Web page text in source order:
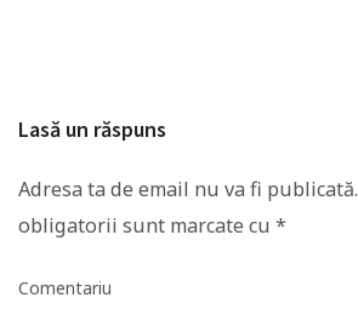
Lasă un răspuns
Adresa ta de email nu va fi publicată.
obligatorii sunt marcate cu *
Comentariu